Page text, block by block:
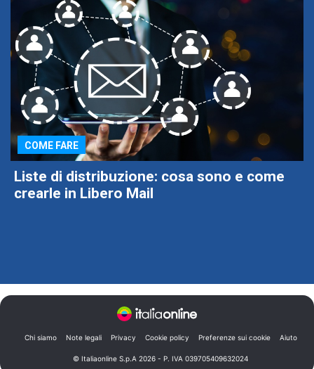
COME FARE
Liste di distribuzione: cosa sono e come
crearle in Libero Mail
Chi siamo Note legali Privacy Cookie policy Preferenze sui cookie Aiuto
© Italiaonline S.p.A 2026 - P. IVA 039705409632024